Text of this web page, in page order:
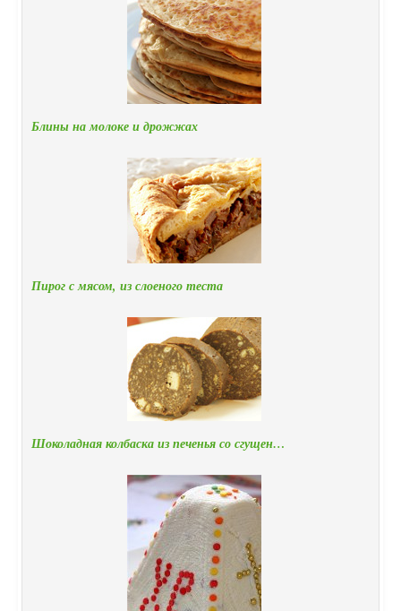
Блины на молоке и дрожжах
Пирог с мясом, из слоеного теста
Шоколадная колбаска из печенья со сгущен…